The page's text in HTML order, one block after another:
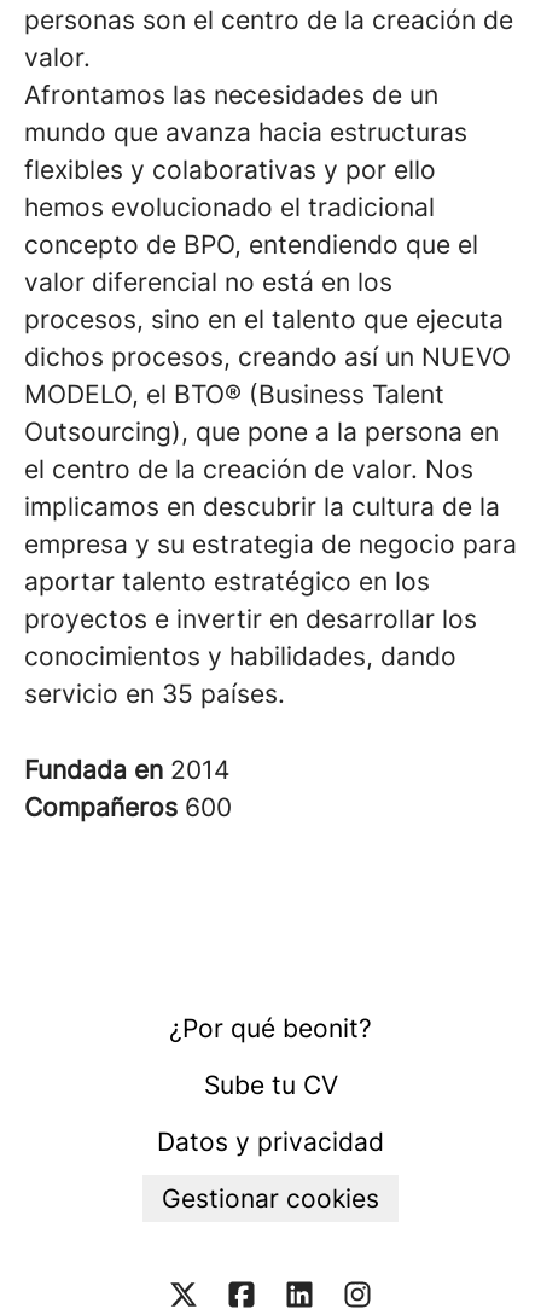
personas son el centro de la creación de
valor.
Afrontamos las necesidades de un
mundo que avanza hacia estructuras
flexibles y colaborativas y por ello
hemos evolucionado el tradicional
concepto de BPO, entendiendo que el
valor diferencial no está en los
procesos, sino en el talento que ejecuta
dichos procesos, creando así un NUEVO
MODELO, el BTO® (Business Talent
Outsourcing), que pone a la persona en
el centro de la creación de valor. Nos
implicamos en descubrir la cultura de la
empresa y su estrategia de negocio para
aportar talento estratégico en los
proyectos e invertir en desarrollar los
conocimientos y habilidades, dando
servicio en 35 países.
Fundada en 2014
Compañeros 600
¿Por qué beonit?
Sube tu CV
Datos y privacidad
Gestionar cookies